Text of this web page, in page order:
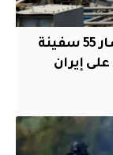
القيادة المركزية الأمريكية: غيرنا مسار 55 سفينة
إيران